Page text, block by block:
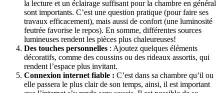
la lecture et un éclairage suffisant pour la chambre en général
sont importants. C’est une question pratique (pour faire ses
travaux efficacement), mais aussi de confort (une luminosité
feutrée favorise le repos). En somme, différentes sources
lumineuses rendent les pièces plus chaleureuses!
Des touches personnelles : Ajoutez quelques éléments
décoratifs, comme des coussins ou des rideaux assortis, qui
rendent l’espace plus invitant.
Connexion internet fiable : C’est dans sa chambre qu’il ou
elle passera le plus clair de son temps, ainsi, il est important